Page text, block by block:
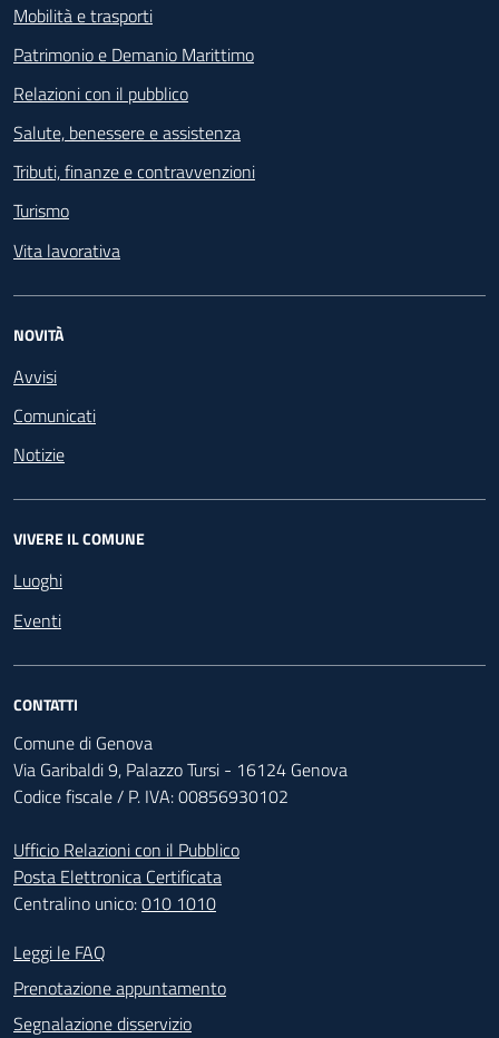
Mobilità e trasporti
Patrimonio e Demanio Marittimo
Relazioni con il pubblico
Salute, benessere e assistenza
Tributi, finanze e contravvenzioni
Turismo
Vita lavorativa
NOVITÀ
Avvisi
Comunicati
Notizie
VIVERE IL COMUNE
Luoghi
Eventi
CONTATTI
Comune di Genova
Via Garibaldi 9, Palazzo Tursi - 16124 Genova
Codice fiscale / P. IVA: 00856930102
Ufficio Relazioni con il Pubblico
Posta Elettronica Certificata
Centralino unico:010 1010
Footer - Contatti
Leggi le FAQ
Prenotazione appuntamento
Segnalazione disservizio